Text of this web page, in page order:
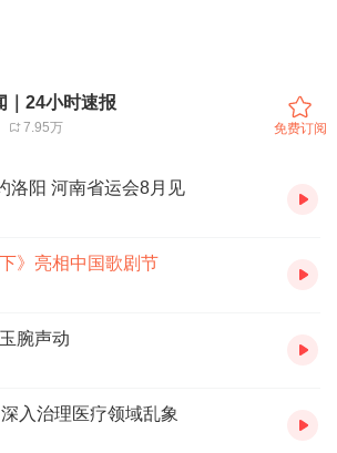
》是河南省省级公共文化服务专项资金
宣传部精神文明建设“五个一工程”重点
游部庆祝中国共产党成立100周年舞台
点扶持剧目，荣获第四届中国歌剧节优
七届文学艺术优秀成果奖。
讴歌了伟大的长征精神，表现了党和人
国歌剧节上，民族歌剧《银杏树下》作
络平台直播，各平台累计观看人数达
热烈反响。此次参加第五届中国歌剧节
｜24小时速报
7.95万 免费订阅
洛阳 河南省运会8月见
》亮相中国歌剧节
腕声动
入治理医疗领域乱象